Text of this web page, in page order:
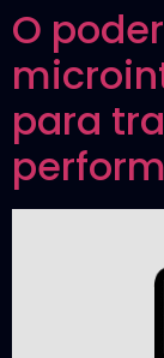
O
para